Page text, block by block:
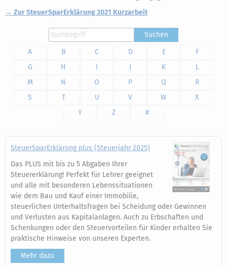
→ Zur SteuerSparErklärung 2021 Kurzarbeit
Suchen
A
B C D E
F
G
H I J K
L
M
N O P Q
R
S
T U V W
X
Y
Z #
SteuerSparErklärung plus (Steuerjahr 2025)
Das PLUS mit bis zu 5 Abgaben Ihrer
Steuererklärung! Perfekt für Lehrer geeignet
und alle mit besonderen Lebenssituationen
wie dem Bau und Kauf einer Immobilie,
steuerlichen Unterhaltsfragen bei Scheidung oder Gewinnen
und Verlusten aus Kapitalanlagen. Auch zu Erbschaften und
Schenkungen oder den Steuervorteilen für Kinder erhalten Sie
praktische Hinweise von unseren Experten.
Mehr dazu